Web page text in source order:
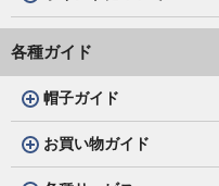
各種ガイド
帽子ガイド
お買い物ガイド